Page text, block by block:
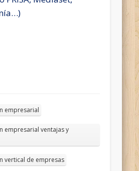
empresarial
empresarial ventajas y
vertical de empresas